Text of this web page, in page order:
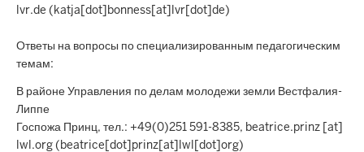
lvr.de (katja[dot]bonness[at]lvr[dot]de)
Ответы на вопросы по специализированным педагогическим
темам:
В районе Управления по делам молодежи земли Вестфалия-
Липпе
Госпожа Принц, тел.: +49(0)251 591-8385, beatrice.prinz [at]
lwl.org (beatrice[dot]prinz[at]lwl[dot]org)